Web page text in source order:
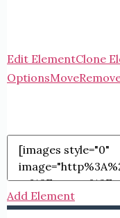
Edit ElementClone
OptionsMove
Add Element